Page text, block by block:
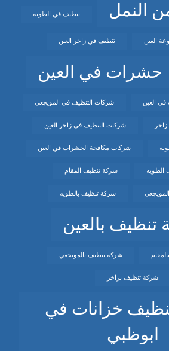
النمل تنظيف في الطويه
العين تنظيف في زاخر العين
حشرات في العين
العين شركات التنظيف في المويجعي
شركات التنظيف في زاخر العين
شركات مكافحة الحشرات في العين
الطويه شركة تنظيف المقام
شركة تنظيف بالطويه
تنظيف بالعين
شركة تنظيف بالمويجعي
شركة تنظيف بزاخر
خزانات في
ابوظبي